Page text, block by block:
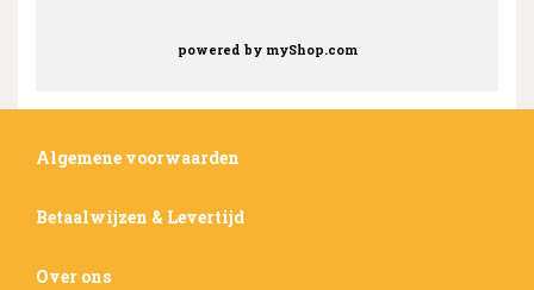
powered by myShop.com
Algemene voorwaarden
Betaalwijzen & Levertijd
Over ons